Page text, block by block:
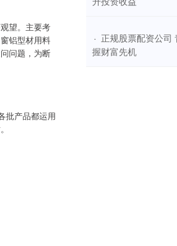
望。主要考
铝型材用料
问题，为断
批产品都运用
· 正规股票配资公司
握财富先机